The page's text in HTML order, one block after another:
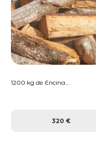
1200 kg de Encina...
320 €